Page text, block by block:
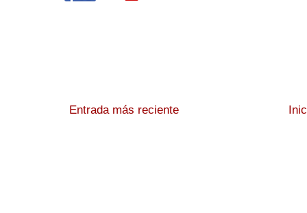
Entrada más reciente